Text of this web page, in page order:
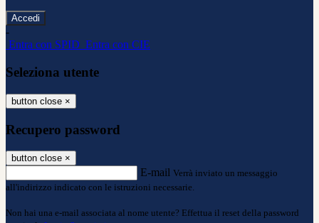
-
Entra con SPID Entra con CIE
Seleziona utente
button close ×
Recupero password
button close ×
E-mail Verrà inviato un messaggio
all'indirizzo indicato con le istruzioni necessarie.
Non hai una e-mail associata al nome utente? Effettua il reset della password